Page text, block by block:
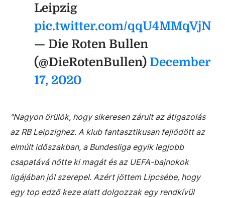
Leipzig
pic.twitter.com/qqU4MMqVjN
— Die Roten Bullen
(@DieRotenBullen) December
17, 2020
"Nagyon örülök, hogy sikeresen zárult az átigazolás
az RB Leipzighez. A klub fantasztikusan fejlődött az
elmúlt időszakban, a Bundesliga egyik legjobb
csapatává nőtte ki magát és az UEFA-bajnokok
ligájában jól szerepel. Azért jöttem Lipcsébe, hogy
egy top edző keze alatt dolgozzak egy rendkívül